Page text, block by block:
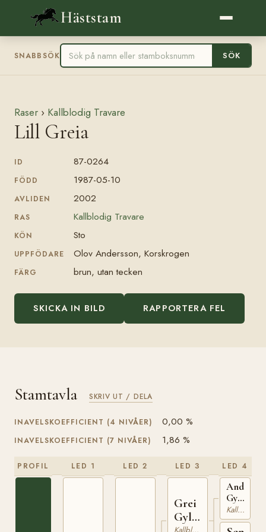
Häststam
SNABBSÖK SÖK
Raser › Kallblodig Travare
Lill Greia
ID 87-0264
FÖDD 1987-05-10
AVLIDEN 2002
RAS Kallblodig Travare
KÖN Sto
UPPFÖDARE Olov Andersson, Korskrogen
FÄRG brun, utan tecken
SKICKA IN BILD RAPPORTERA FEL
Stamtavla SKRIV UT / DELA
INAVELSKOEFFICIENT (4 NIVÅER) 0,00 %
INAVELSKOEFFICIENT (7 NIVÅER) 1,86 %
PROFIL LED 1 LED 2 LED 3
Grei
Gyller
Kallblodig Travare
LED 4
Andöl
Gyller
(NO)
T-76
Kallblodig Travare